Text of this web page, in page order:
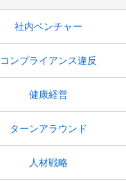
社内ベンチャー
コンプライアンス違反
健康経営
ターンアラウンド
人材戦略